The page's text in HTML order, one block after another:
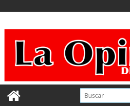
contenido